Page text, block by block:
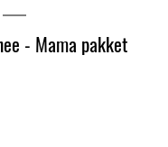
- Mama pakket